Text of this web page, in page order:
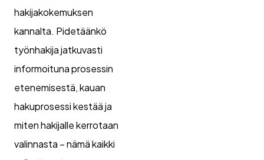
hakijakokemuksen
kannalta. Pidetäänkö
työnhakija jatkuvasti
informoituna prosessin
etenemisestä, kauan
hakuprosessi kestää ja
miten hakijalle kerrotaan
valinnasta – nämä kaikki